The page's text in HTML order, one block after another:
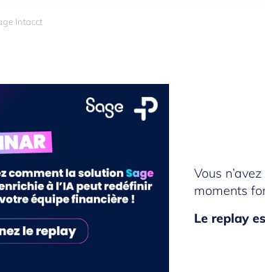
Intacct
Vous
moments
Le replay